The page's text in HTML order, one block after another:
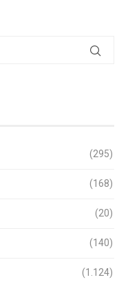
(295)
(168)
(20)
(140)
(1.124)